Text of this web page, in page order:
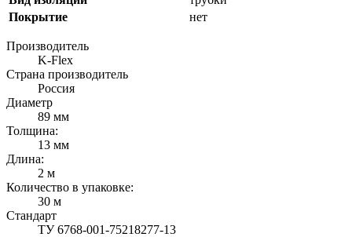
Покрытие
нет
Производитель
K-Flex
Страна производитель
Россия
Диаметр
89 мм
Толщина:
13 мм
Длина:
2 м
Количество в упаковке:
30 м
Стандарт
ТУ 6768-001-75218277-13